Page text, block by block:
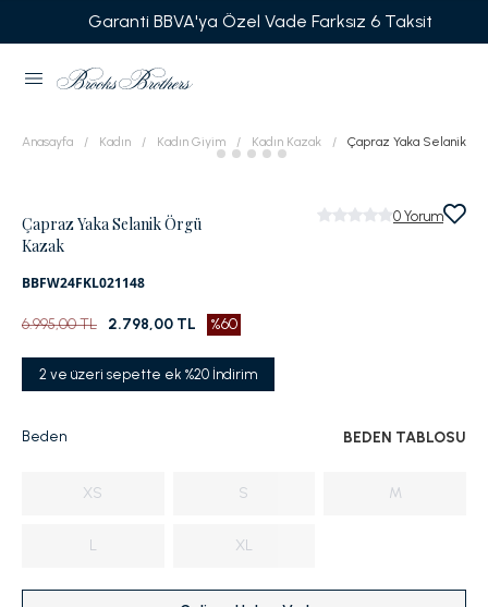
Garanti BBVA'ya Özel Vade Farksız 6 Taksit
Anasayfa Kadın Kadın Giyim Kadın Kazak Çapraz Yaka Selanik
Çapraz Yaka Selanik Örgü
Kazak
BBFW24FKL021148
0 Yorum
6.995,00 TL 2.798,00 TL %60
2 ve üzeri sepette ek %20 İndirim
Beden BEDEN TABLOSU
XS S M
L XL